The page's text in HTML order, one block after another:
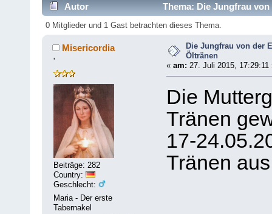
Autor Thema: Die Jungfrau
0 Mitglieder und 1 Gast betrachten dieses Thema.
Misericordia
'
Beiträge: 282
Country:
Geschlecht:
Maria - Der erste
Tabernakel
Die Jungfrau von der
Öltränen
« am: 27. Juli 2015, 17:29:11
Die
Tränen
17-
Tränen